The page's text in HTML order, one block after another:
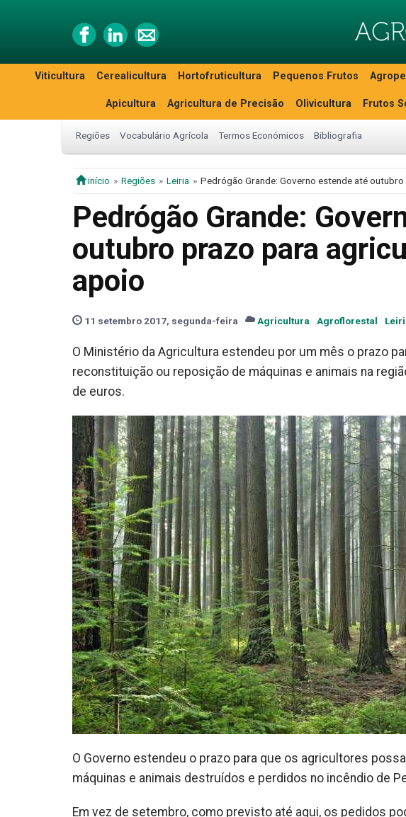
Viticultura Cerealicultura Hortofruticultura Pequenos Frutos
Apicultura Agricultura de Precisão Olivicultura Frutos
Regiões Vocabulário Agrícola Termos Económicos Bibliografia
início Regiões Leiria Pedrógão Grande: Governo estende até
Pedrógão Grande:
outubro prazo para
apoio
11 setembro 2017, segunda-feira Agricultura Agroflorestal
O Ministério da Agricultura estendeu por um mês o prazo
reconstituição ou reposição de máquinas e animais na
de euros.
O Governo estendeu o prazo para que os agricultores
máquinas e animais destruídos e perdidos no incêndio de
Em vez de setembro, como previsto até aqui, os pedidos